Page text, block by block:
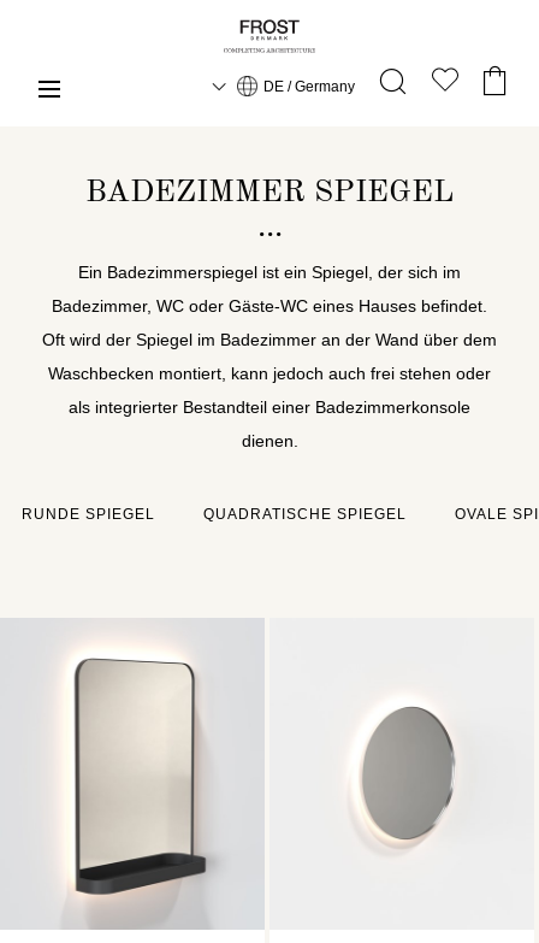
DE / Germany
BADEZIMMER SPIEGEL
Ein Badezimmerspiegel ist ein Spiegel, der sich im
Badezimmer, WC oder Gäste-WC eines Hauses befindet.
Oft wird der Spiegel im Badezimmer an der Wand über dem
Waschbecken montiert, kann jedoch auch frei stehen oder
als integrierter Bestandteil einer Badezimmerkonsole
dienen.
RUNDE SPIEGEL QUADRATISCHE SPIEGEL OVALE